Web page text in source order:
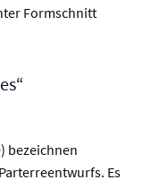
Formschnitt
bezeichnen
Es